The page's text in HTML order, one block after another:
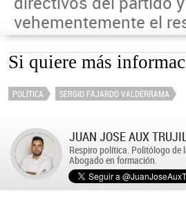
vehementemente el
Si quiere más
POLÍTICA SERGIO FAJARDO VALDERRAMA
JUAN JOSE AUX
Respiro política. Politólogo de
Abogado en formación.